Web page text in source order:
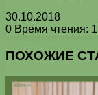
30.10.2018
0 Время чтения:
ПОХОЖИЕ